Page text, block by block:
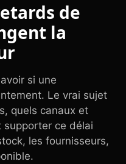
de
la
si une
Le vrai sujet
quels canaux et
supporter ce délai
les fournisseurs,